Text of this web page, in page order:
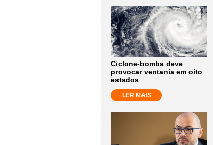
Ciclone-bomba deve
provocar ventania em oito
estados
LER MAIS